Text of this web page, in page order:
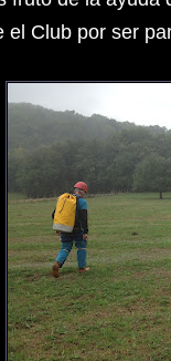
el Club por ser